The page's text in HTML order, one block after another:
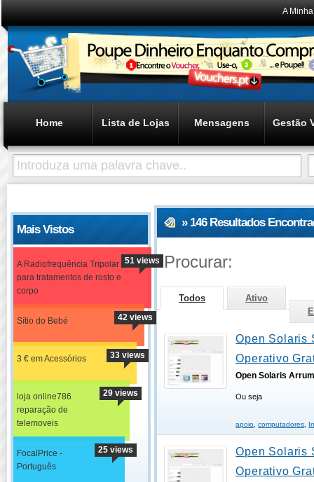
A
Home Lista de Lojas Mensagens Gestão
Mais Vistos
A Radiofrequência Tripolar
para tratamentos de rosto e
corpo
51 views
Sítio do Bebé 42 views
3 € em Acessórios 33 views
loja online786
reparação de
telemoveis
29 views
FocalPrice -
Português
25 views
» 146 Resultados
Procurar:
Todos
Ativo
Open Solaris
Operativo
Open Solaris
Ou seja
apoio ,computadores
Open Solaris
Operativo